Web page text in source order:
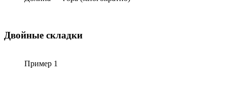
Двойные складки
Пример 1